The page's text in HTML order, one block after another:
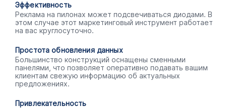
Эффективность
Реклама на пилонах может подсвечиваться диодами. В
этом случае этот маркетинговый инструмент работает
на вас круглосуточно.
Простота обновления данных
Большинство конструкций оснащены сменными
панелями, что позволяет оперативно подавать вашим
клиентам свежую информацию об актуальных
предложениях.
Привлекательность